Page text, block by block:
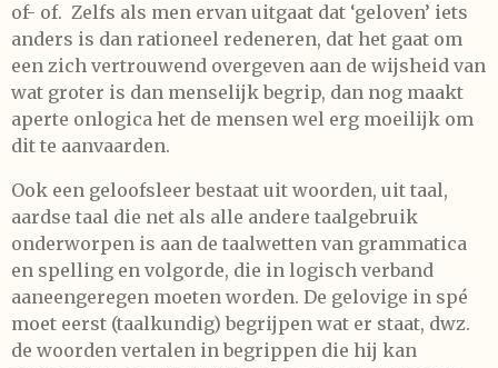
of- of. Zelfs als men ervan uitgaat dat ‘geloven’ iets
anders is dan rationeel redeneren, dat het gaat om
een zich vertrouwend overgeven aan de wijsheid van
wat groter is dan menselijk begrip, dan nog maakt
aperte onlogica het de mensen wel erg moeilijk om
dit te aanvaarden.
Ook een geloofsleer bestaat uit woorden, uit taal,
aardse taal die net als alle andere taalgebruik
onderworpen is aan de taalwetten van grammatica
en spelling en volgorde, die in logisch verband
aaneengeregen moeten worden. De gelovige in spé
moet eerst (taalkundig) begrijpen wat er staat, dwz.
de woorden vertalen in begrippen die hij kan